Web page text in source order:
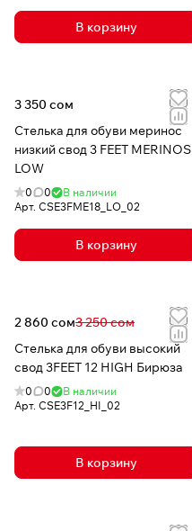
В корзину
3 350 сом
Стелька для обуви меринос
низкий свод 3 FEET MERINOS
LOW
0 0
В наличии
Арт. CSE3FME18_LO_02
В корзину
2 860 сом3 250 сом
Стелька для обуви высокий
свод 3FEET 12 HIGH Бирюза
0 0
В наличии
Арт. CSE3F12_HI_02
В корзину